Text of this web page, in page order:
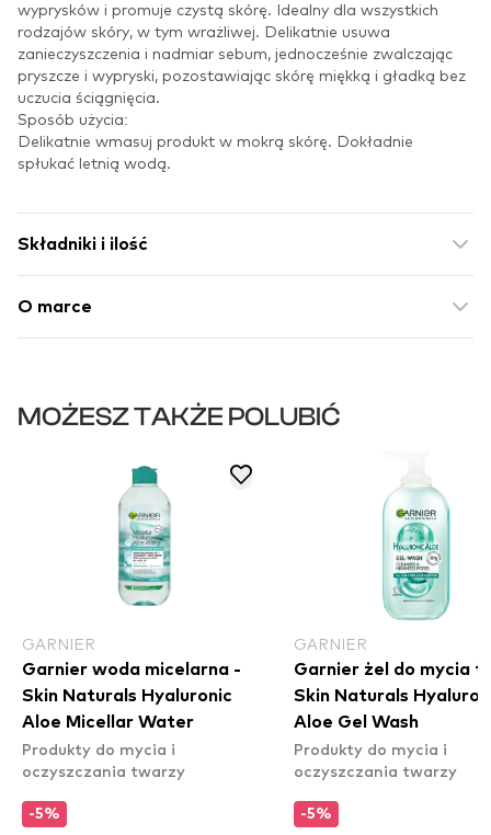
wyprysków i promuje czystą skórę. Idealny dla wszystkich
rodzajów skóry, w tym wrażliwej. Delikatnie usuwa
zanieczyszczenia i nadmiar sebum, jednocześnie zwalczając
pryszcze i wypryski, pozostawiając skórę miękką i gładką bez
uczucia ściągnięcia.
Sposób użycia:
Delikatnie wmasuj produkt w mokrą skórę. Dokładnie
spłukać letnią wodą.
Składniki i ilość
O marce
MOŻESZ TAKŻE POLUBIĆ
GARNIER
Garnier woda micelarna -
Skin Naturals Hyaluronic
Aloe Micellar Water
Produkty do mycia i
oczyszczania twarzy
-5%
GARNIER
Garnier żel do mycia
Skin Naturals
Aloe Gel Wash
Produkty do mycia i
oczyszczania twarzy
-5%